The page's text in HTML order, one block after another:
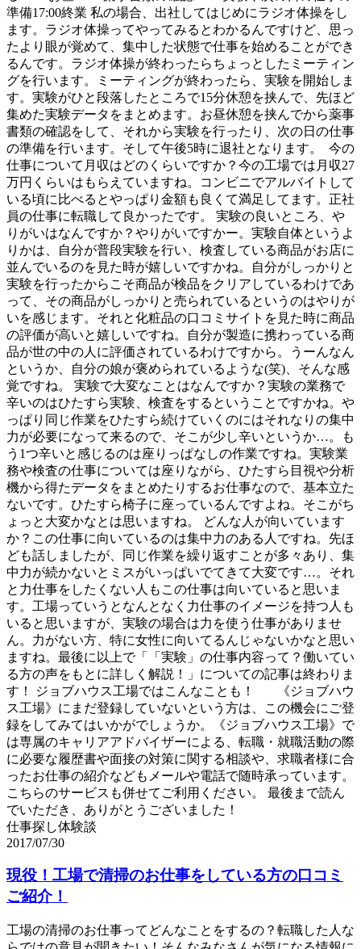
準備17:00終業 私の場合、出社してはじめにラジオ体操をし
ます。ラジオ体操ってやってみるとわかるんですけど、思っ
たより眼が覚めて、集中した状態で仕事を始めることができ
るんです。ラジオ体操が終わったらちょっとしたミーティン
グを行います。ミーティングが終わったら、実験を開始しま
す。実験がひと段落したところで15分休憩を挟んで、先ほど
集めた実験データをまとめます。お昼休憩を挟んでから薬事
書類の確認をして、それから実験を行ったり、次の日の仕事
の準備を行います。そして午後5時に退社となります。 今の
仕事について月収はどのくらいですか？今の工場では月収27
万円くらいはもらえていますね。コンビニでアルバイトして
いる頃に比べるとやっぱり金額も良くて満足してます。正社
員の仕事に転職して良かったです。 実験の良いところ、や
りがいはなんですか？やりがいですかー。実験自体というよ
りかは、自分が普段実験を行い、検査している商品がお店に
並んでいるのを見た時が嬉しいですかね。自分がしっかりと
実験を行ったからこそ商品が検品をクリアしているわけであ
って、その商品がしっかりと売られているというのはやりが
いを感じます。それと化粧品の口コミサイトを見た時に商品
の評価が高いと嬉しいですね。自分が製造に携わっている商
品が世の中の人に評価されているわけですから。うーんなん
というか、自分の娘が褒められているような(笑)、そんな感
覚ですね。 実験で大変なことはなんですか？実験の業務で
辛いのはひたすら実験、検査をするということですかね。や
っぱり同じ作業をひたすら続けていくのにはそれなりの集中
力が必要になって来るので、そこが少し辛いというか…。も
う1つ辛いと感じるのは座りっぱなしの作業ですね。実験業
務や検査の仕事については座りながら、ひたすら目視や分析
機から得たデータをまとめたりするお仕事なので、基本立た
ないです。ひたすら椅子に座っているんですよね。そこがち
ょっと大変かなとは思いますね。 どんな人が向いています
か？この仕事に向いているのは集中力のある人ですね。先ほ
ども話しましたが、同じ作業を繰り返すことが多々あり、集
中力が続かないとミスがいっぱいでてきて大変です…。それ
と力仕事をしたくない人もこの仕事は向いていると思いま
す。工場っていうとなんとなく力仕事のイメージを持つ人も
いると思いますが、実験の場合は力を使う仕事がありませ
ん。力がない方、特に女性に向いてるんじゃないかなと思い
ますね。最後に以上で「「実験」の仕事内容って？働いてい
る方の声をもとに詳しく解説！」についての記事は終わりま
す！ ジョブハウス工場ではこんなことも！ 《ジョブハウ
ス工場》にまだ登録していないという方は、この機会にご登
録をしてみてはいかがでしょうか。《ジョブハウス工場》で
は専属のキャリアアドバイザーによる、転職・就職活動の際
に必要な履歴書や面接の対策に関する相談や、求職者様に合
ったお仕事の紹介などもメールや電話で随時承っています。
こちらのサービスも併せてご利用ください。 最後まで読ん
でいただき、ありがとうございました！
仕事探し体験談
2017/07/30
現役！工場で清掃のお仕事をしている方の口コミ
ご紹介！
工場の清掃のお仕事ってどんなことをするの？転職した人な